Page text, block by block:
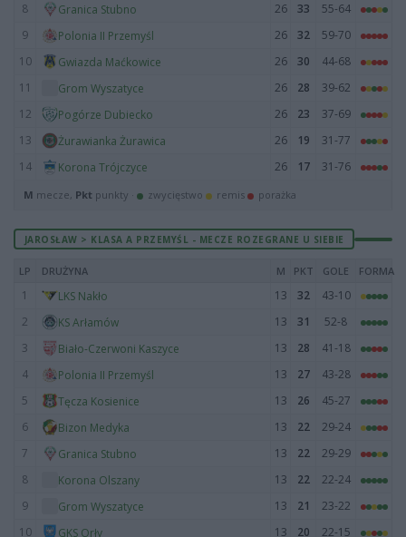
8
Granica Stubno 26 33
55-64
9
Polonia II Przemyśl 26 32
59-70
10
Gwiazda Maćkowice 26 30
44-68
11
Grom Wyszatyce 26 28
39-62
12
Pogórze Dubiecko 26 23
37-69
13
Żurawianka Żurawica 26 19
31-77
14
Korona Trójczyce 26 17 31-76
M mecze, Pkt punkty · zwycięstwo remis porażka
JAROSŁAW > KLASA A PRZEMYŚL - MECZE ROZEGRANE U SIEBIE
LP DRUŻYNA M PKT GOLE FORMA
1 LKS Nakło 13 32
43-10
2
KS Arłamów 13 31
52-8
3
Biało-Czerwoni Kaszyce 13 28
41-18
4
Polonia II Przemyśl 13 27
43-28
5
Tęcza Kosienice 13 26
45-27
6
Bizon Medyka 13 22
29-24
7
Granica Stubno 13 22
29-29
8
Korona Olszany 13 22
22-24
9
Grom Wyszatyce 13 21
23-22
10
GKS Orły 13 20 22-15